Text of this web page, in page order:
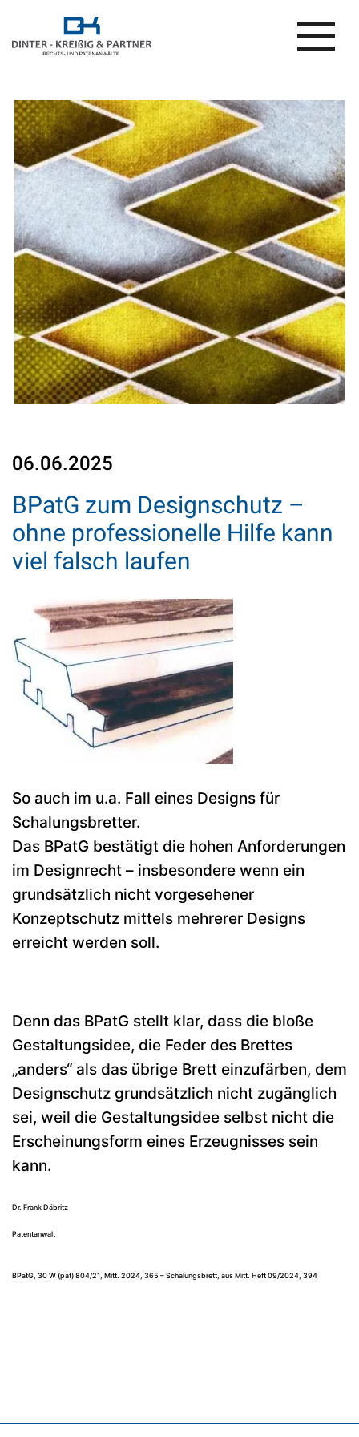
06.06.2025
BPatG zum Designschutz –
ohne professionelle Hilfe kann
viel falsch laufen
So auch im u.a. Fall eines Designs für
Schalungsbretter.
Das BPatG bestätigt die hohen Anforderungen
im Designrecht – insbesondere wenn ein
grundsätzlich nicht vorgesehener
Konzeptschutz mittels mehrerer Designs
erreicht werden soll.
Denn das BPatG stellt klar, dass die bloße
Gestaltungsidee, die Feder des Brettes
„anders“ als das übrige Brett einzufärben, dem
Designschutz grundsätzlich nicht zugänglich
sei, weil die Gestaltungsidee selbst nicht die
Erscheinungsform eines Erzeugnisses sein
kann.
Dr. Frank Däbritz
Patentanwalt
BPatG, 30 W (pat) 804/21, Mitt. 2024, 365 – Schalungsbrett, aus Mitt. Heft 09/2024, 394